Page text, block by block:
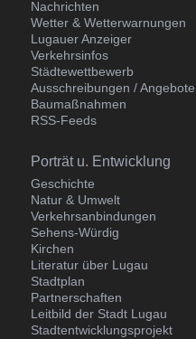
Nachrichten
Wetter & Wetterwarnungen
Lugauer Anzeiger
Verkehrsinfos
Städtewettbewerb
Ausschreibungen / Angebote
Baumaßnahmen
RSS-Feeds
Navigation
überspringen
Porträt u. Entwicklung
Geschichte
Natur & Umwelt
Verkehrsanbindungen
Sehens-Würdig
Kirchen
Literatur über Lugau
Stadtplan
Partnerschaften
Leitbild der Stadt Lugau
Stadtentwicklungsprojekt